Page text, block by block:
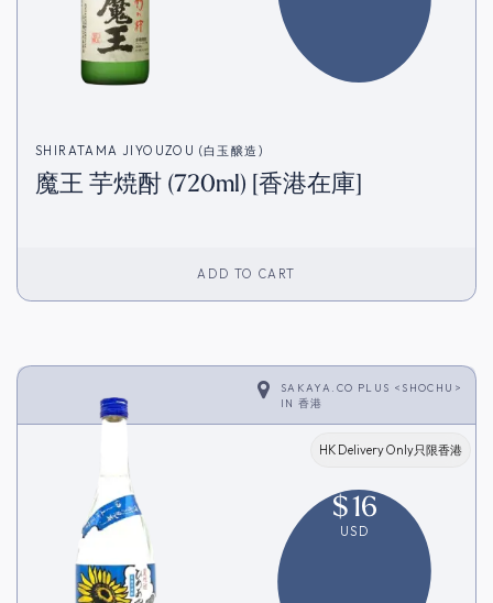
SHIRATAMA JIYOUZOU (白玉醸造)
魔王 芋焼酎 (720ml) [香港在庫]
ADD TO CART
SAKAYA.CO PLUS <SHOCHU>
IN 香港
HK Delivery Only只限香港
$16
USD